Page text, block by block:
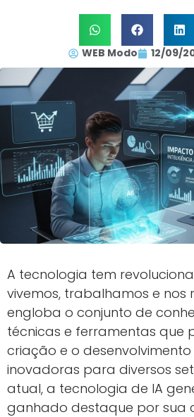
WEB Modo 12/09/
A tecnologia tem
vivemos, trabalhamos e nos
engloba o conjunto de
técnicas e ferramentas que
criação e o
inovadoras para diversos
atual, a tecnologia de IA
ganhado destaque por sua